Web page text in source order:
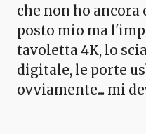
che non ho ancora
posto mio ma
tavoletta 4K, lo
digitale, le porte
ovviamente... mi